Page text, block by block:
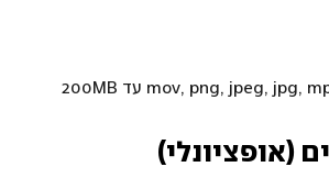
(אופציונלי)